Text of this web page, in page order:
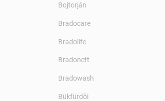
Bojtorján
Bradocare
Bradolife
Bradonett
Bradowash
Bükfürdői